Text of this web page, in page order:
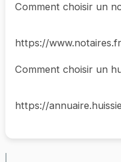
Comment choisir un
https://
Comment choisir un
https://